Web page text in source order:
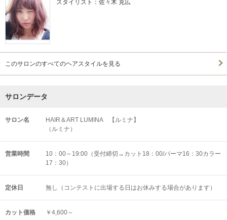
スタイリスト：佐々木 克広
このサロンのすべてのヘアスタイルを見る
サロンデータ
サロン名
HAIR＆ART LUMINA 【ルミナ】
（ルミナ）
営業時間
10：00～19:00（受付締切→カット18：00/パーマ16：30カラー
17：30）
定休日 無し（コンテストに出場する日はお休みする場合があります）
カット価格 ￥4,600～